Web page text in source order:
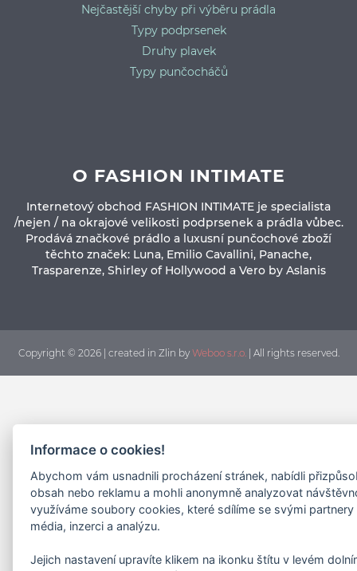
Nejčastější chyby při výběru prádla
Typy podprsenek
Druhy plavek
Typy punčocháčů
O FASHION INTIMATE
Internetový obchod FASHION INTIMATE je specialista
/nejen / na okrajové velikosti podprsenek a prádla vůbec.
Prodává značkové prádlo a luxusní punčochové zboží
těchto značek: Luna, Emilio Cavallini, Panache,
Trasparenze, Shirley of Hollywood a Vero by Aslanis
Copyright © 2026 | created in Zlin by Weboo s.r.o.| All rights reserved.
Informace o cookies!
Abychom vám usnadnili procházení stránek, nabídli
obsah nebo reklamu a mohli anonymně analyzovat
využíváme soubory cookies, které sdílíme se svými
média, inzerci a analýzu.
Jejich nastavení upravíte klikem na ikonku štítu v levém